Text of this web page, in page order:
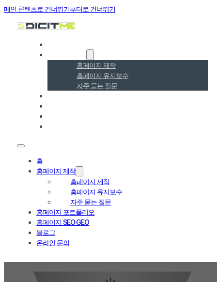
메인 콘텐츠로 건너뛰기푸터로 건너뛰기
홈페이지 제작
홈페이지 유지보수
자주 묻는 질문
홈
홈페이지 제작
홈페이지 제작
홈페이지 유지보수
자주 묻는 질문
홈페이지 포트폴리오
홈페이지 SEO·GEO
블로그
온라인 문의